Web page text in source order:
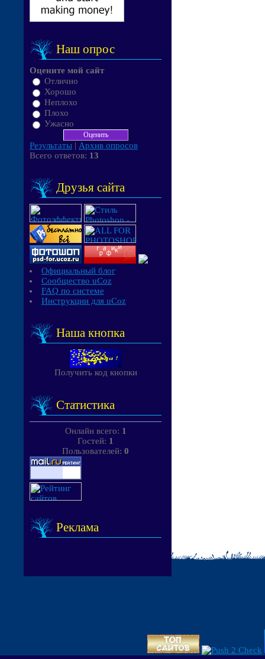
Наш опрос
Оцените мой сайт
Отлично
Хорошо
Неплохо
Плохо
Ужасно
Результаты | Архив опросов
Всего ответов: 13
Друзья сайта
Официальный блог
Сообщество uCoz
FAQ по системе
Инструкции для uCoz
Наша кнопка
Получить код кнопки
Статистика
Онлайн всего: 1
Гостей: 1
Пользователей: 0
Реклама